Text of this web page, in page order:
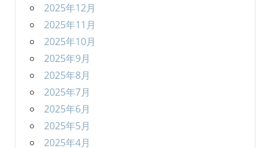
2025年12月
2025年11月
2025年10月
2025年9月
2025年8月
2025年7月
2025年6月
2025年5月
2025年4月